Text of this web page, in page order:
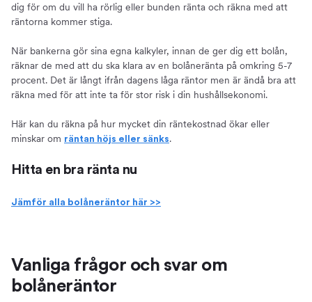
dig för om du vill ha rörlig eller bunden ränta och räkna med att
räntorna kommer stiga.
När bankerna gör sina egna kalkyler, innan de ger dig ett bolån,
räknar de med att du ska klara av en bolåneränta på omkring 5-7
procent. Det är långt ifrån dagens låga räntor men är ändå bra att
räkna med för att inte ta för stor risk i din hushållsekonomi.
Här kan du räkna på hur mycket din räntekostnad ökar eller
minskar om räntan höjs eller sänks.
Hitta en bra ränta nu
Jämför alla bolåneräntor här >>
Vanliga frågor och svar om
bolåneräntor